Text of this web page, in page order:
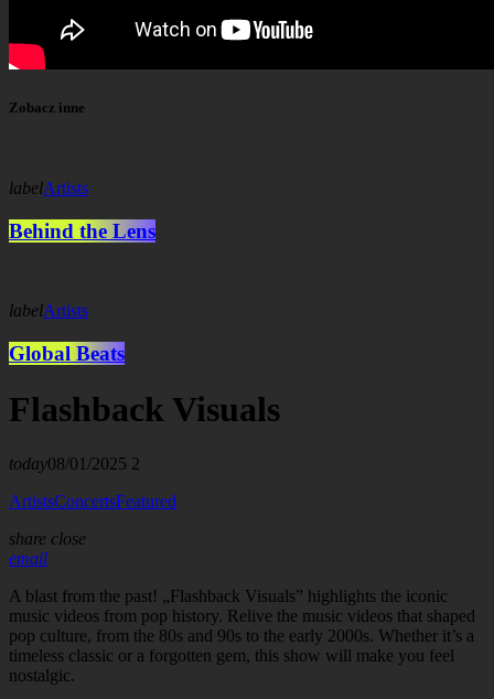
Zobacz inne
labelArtists
Behind the Lens
labelArtists
Global Beats
Flashback Visuals
today08/01/2025 2
ArtistsConcertsFeatured
share close
email
A blast from the past! „Flashback Visuals” highlights the iconic
music videos from pop history. Relive the music videos that shaped
pop culture, from the 80s and 90s to the early 2000s. Whether it’s a
timeless classic or a forgotten gem, this show will make you feel
nostalgic.